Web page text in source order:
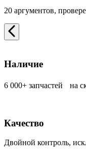
20 аргументов,
Наличие
6 000+ запчастей на
Качество
Двойной контроль,